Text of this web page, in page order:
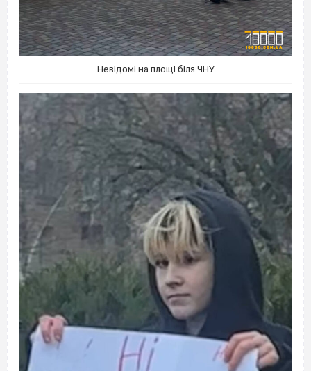
Невідомі на площі біля ЧНУ